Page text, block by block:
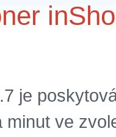
je
minut ve